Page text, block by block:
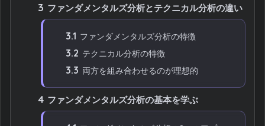
3 ファンダメンタルズ分析とテクニカル分析の違い
3.1 ファンダメンタルズ分析の特徴
3.2 テクニカル分析の特徴
3.3 両方を組み合わせるのが理想的
4 ファンダメンタルズ分析の基本を学ぶ